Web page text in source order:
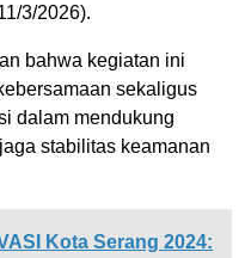
3/2026).
bahwa kegiatan ini
sekaligus
dalam mendukung
stabilitas keamanan
Kota Serang 2024: